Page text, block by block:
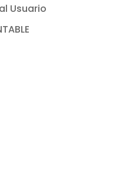
Usuario